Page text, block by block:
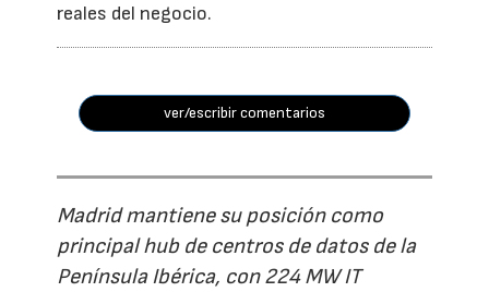
reales del negocio.
ver/escribir comentarios
Madrid mantiene su posición como
principal hub de centros de datos de la
Península Ibérica, con 224 MW IT